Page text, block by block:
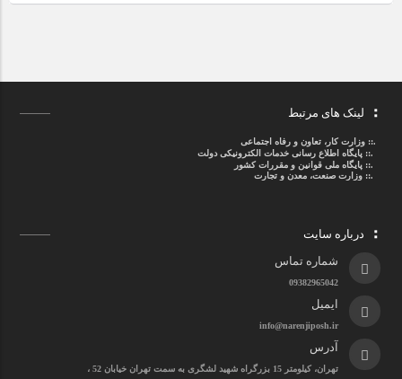
لینک های مرتبط
.::وزارت کار، تعاون و رفاه اجتماعی
.::پایگاه اطلاع رسانی خدمات الکترونیکی دولت
.::پایگاه ملی قوانین و مقررات کشور
.:: وزارت صنعت، معدن و تجارت
درباره سایت
شماره تماس
09382965042
ایمیل
info@narenjiposh.ir
آدرس
تهران، کیلومتر 15 بزرگراه شهید لشگری به سمت تهران خیابان 52 ،